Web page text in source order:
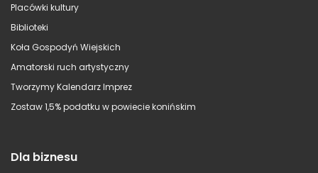
Placówki kultury
Biblioteki
Koła Gospodyń Wiejskich
Amatorski ruch artystyczny
Tworzymy Kalendarz Imprez
Zostaw 1,5% podatku w powiecie konińskim
Dla biznesu